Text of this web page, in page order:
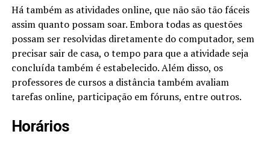
Há também as atividades online, que não são tão fáceis
assim quanto possam soar. Embora todas as questões
possam ser resolvidas diretamente do computador, sem
precisar sair de casa, o tempo para que a atividade seja
concluída também é estabelecido. Além disso, os
professores de cursos a distância também avaliam
tarefas online, participação em fóruns, entre outros.
Horários